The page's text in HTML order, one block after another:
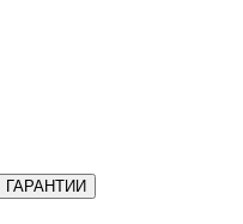
ГАРАНТИИ